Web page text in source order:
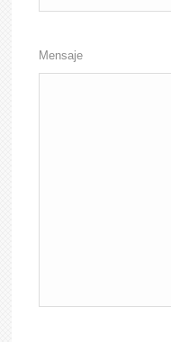
Mensaje